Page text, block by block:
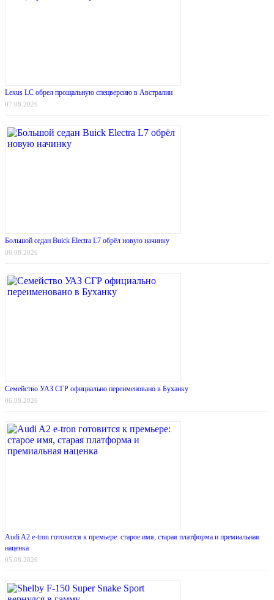
Lexus LC обрел прощальную спецверсию в Австралии
07.08.2026
Большой седан Buick Electra L7 обрёл новую начинку
06.08.2026
Семейство УАЗ СГР официально переименовано в Буханку
06.08.2026
Audi A2 e-tron готовится к премьере: старое имя, старая платформа и премиальная
наценка
05.08.2026